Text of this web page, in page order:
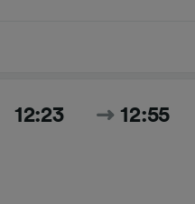
12:23 12:55